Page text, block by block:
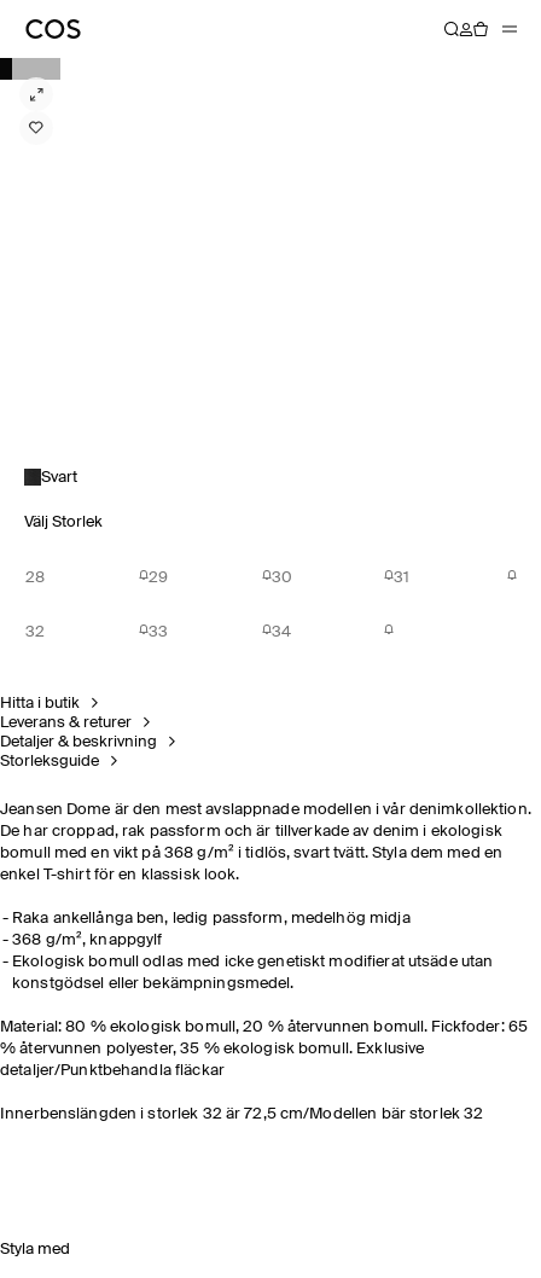
Svart
Välj Storlek
28 29 30 31
32 33 34
Hitta i butik
Leverans & returer
Detaljer & beskrivning
Storleksguide
Jeansen Dome är den mest avslappnade modellen i vår denimkollektion.
De har croppad, rak passform och är tillverkade av denim i ekologisk
bomull med en vikt på 368 g/m² i tidlös, svart tvätt. Styla dem med en
enkel T-shirt för en klassisk look.
Raka ankellånga ben, ledig passform, medelhög midja
368 g/m², knappgylf
Ekologisk bomull odlas med icke genetiskt modifierat utsäde utan
konstgödsel eller bekämpningsmedel.
Material: 80 % ekologisk bomull, 20 % återvunnen bomull. Fickfoder: 65
% återvunnen polyester, 35 % ekologisk bomull. Exklusive
detaljer/Punktbehandla fläckar
Innerbenslängden i storlek 32 är 72,5 cm/Modellen bär storlek 32
Styla med